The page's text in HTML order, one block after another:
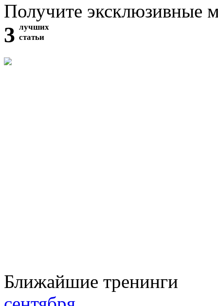
Получите эксклюзивные
3 лучших
статьи
Ближайшие тренинги